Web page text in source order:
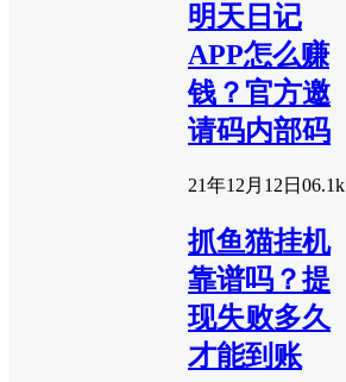
明天日记
APP怎么赚
钱？官方邀
请码内部码
21年12月12日 06.1k
抓鱼猫挂机
靠谱吗？提
现失败多久
才能到账